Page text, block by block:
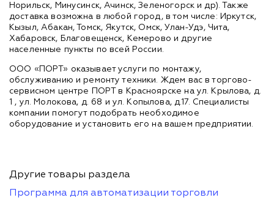
Норильск, Минусинск, Ачинск, Зеленогорск и др). Также
доставка возможна в любой город, в том числе: Иркутск,
Кызыл, Абакан, Томск, Якутск, Омск, Улан-Удэ, Чита,
Хабаровск, Благовещенск, Кемерово и другие
населенные пункты по всей России.
ООО «ПОРТ» оказывает услуги по монтажу,
обслуживанию и ремонту техники. Ждем вас в торгово-
сервисном центре ПОРТ в Красноярске на ул. Крылова, д.
1 , ул. Молокова, д. 68 и ул. Копылова, д.17. Специалисты
компании помогут подобрать необходимое
оборудование и установить его на вашем предприятии.
Другие товары раздела
Программа для автоматизации торговли